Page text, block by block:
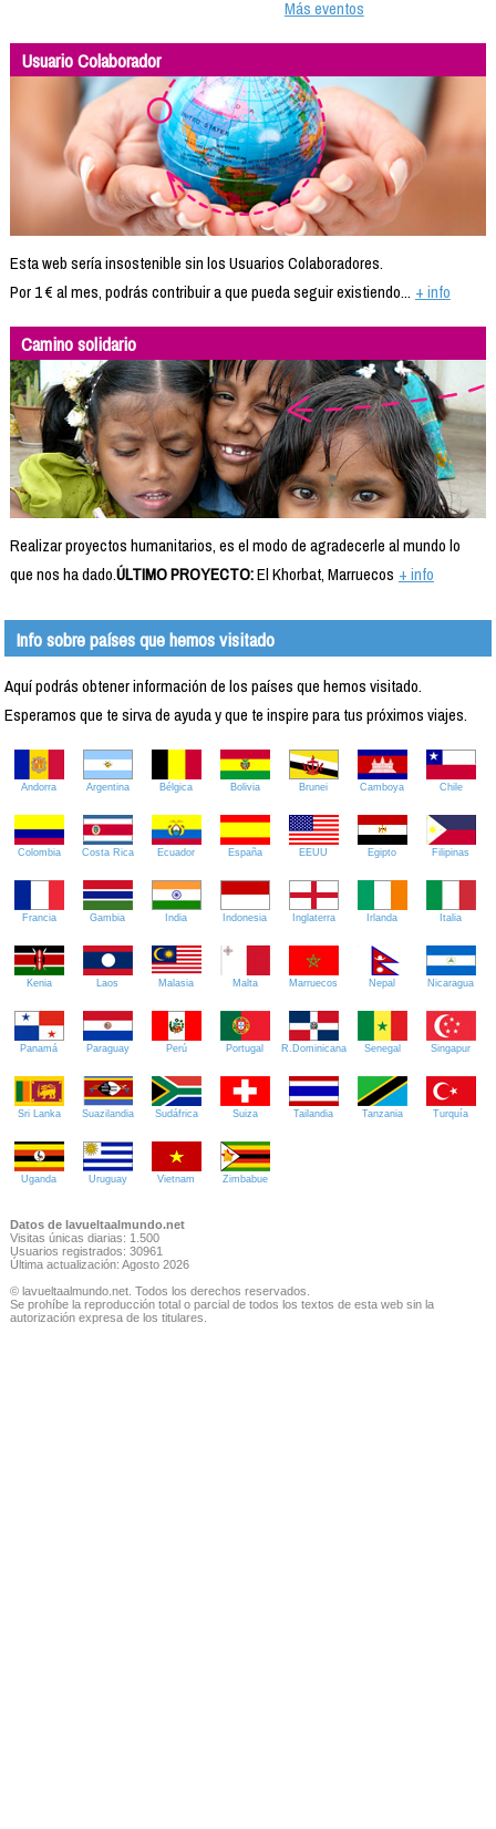
Más eventos
Usuario Colaborador
Esta web sería insostenible sin los Usuarios Colaboradores.
Por 1 € al mes, podrás contribuir a que pueda seguir existiendo... + info
Camino solidario
Realizar proyectos humanitarios, es el modo de agradecerle al mundo lo
que nos ha dado.ÚLTIMO PROYECTO:El Khorbat, Marruecos + info
Info sobre países que hemos visitado
Aquí podrás obtener información de los países que hemos visitado.
Esperamos que te sirva de ayuda y que te inspire para tus próximos viajes.
Andorra Argentina Bélgica Bolivia Brunei Camboya Chile
Colombia Costa Rica Ecuador España EEUU Egipto Filipinas
Francia Gambia India Indonesia Inglaterra Irlanda Italia
Kenia Laos Malasia Malta Marruecos Nepal Nicaragua
Panamá Paraguay Perú Portugal R.Dominicana Senegal Singapur
Sri Lanka Suazilandia Sudáfrica Suiza Tailandia Tanzania Turquía
Uganda Uruguay Vietnam Zimbabue
Datos de lavueltaalmundo.net
Visitas únicas diarias: 1.500
Usuarios registrados: 30961
Última actualización: Agosto 2026
© lavueltaalmundo.net. Todos los derechos reservados.
Se prohíbe la reproducción total o parcial de todos los textos de esta web sin la
autorización expresa de los titulares.